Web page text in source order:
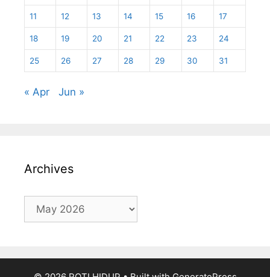
11 12 13 14 15 16 17
18 19 20 21 22 23 24
25 26 27 28 29 30 31
« Apr Jun »
Archives
Archives